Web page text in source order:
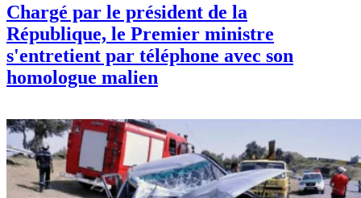
Chargé par le président de la
République, le Premier ministre
s'entretient par téléphone avec son
homologue malien